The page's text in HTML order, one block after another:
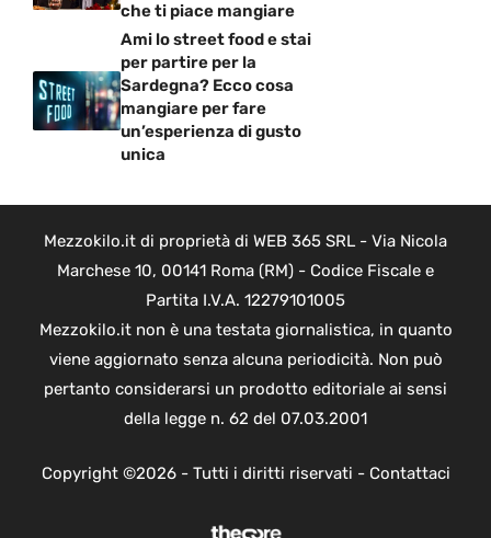
che ti piace mangiare
Ami lo street food e stai
per partire per la
Sardegna? Ecco cosa
mangiare per fare
un’esperienza di gusto
unica
Mezzokilo.it di proprietà di WEB 365 SRL - Via Nicola
Marchese 10, 00141 Roma (RM) - Codice Fiscale e
Partita I.V.A. 12279101005
Mezzokilo.it non è una testata giornalistica, in quanto
viene aggiornato senza alcuna periodicità. Non può
pertanto considerarsi un prodotto editoriale ai sensi
della legge n. 62 del 07.03.2001
Copyright ©2026 - Tutti i diritti riservati - Contattaci